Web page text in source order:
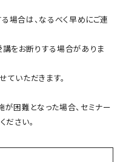
場合は、なるべく早めにご連
をお断りする場合がありま
ていただきます。
困難となった場合、セミナー
ださい。